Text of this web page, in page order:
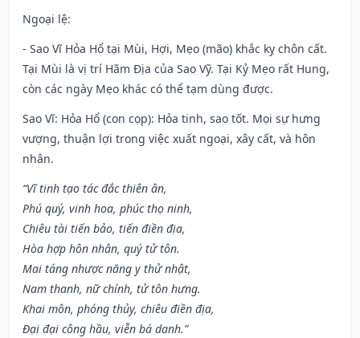
Ngoại lệ:
- Sao Vĩ Hỏa Hổ tại Mùi, Hợi, Mẹo (mão) khắc kỵ chôn cất.
Tại Mùi là vị trí Hãm Địa của Sao Vỹ. Tại Kỷ Mẹo rất Hung,
còn các ngày Mẹo khác có thể tạm dùng được.
Sao Vĩ: Hỏa Hổ (con cọp): Hỏa tinh, sao tốt. Mọi sự hưng
vượng, thuận lợi trong việc xuất ngoại, xây cất, và hôn
nhân.
“Vĩ tinh tạo tác đắc thiên ân,
Phú quý, vinh hoa, phúc thọ ninh,
Chiêu tài tiến bảo, tiến điền địa,
Hòa hợp hôn nhân, quý tử tôn.
Mai táng nhược năng y thử nhật,
Nam thanh, nữ chính, tử tôn hưng.
Khai môn, phóng thủy, chiêu điền địa,
Đại đại công hầu, viễn bá danh.”